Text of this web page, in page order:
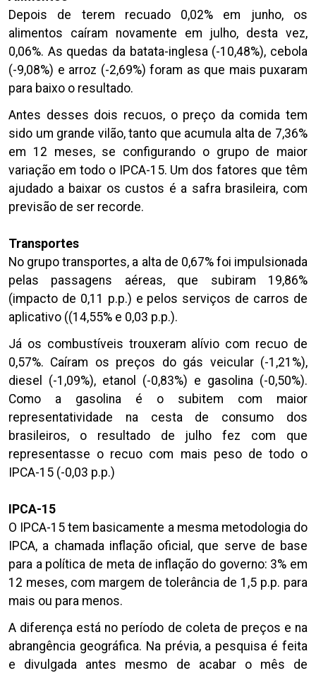
Depois de terem recuado 0,02% em junho, os
alimentos caíram novamente em julho, desta vez,
0,06%. As quedas da batata-inglesa (-10,48%), cebola
(-9,08%) e arroz (-2,69%) foram as que mais puxaram
para baixo o resultado.
Antes desses dois recuos, o preço da comida tem
sido um grande vilão, tanto que acumula alta de 7,36%
em 12 meses, se configurando o grupo de maior
variação em todo o IPCA-15. Um dos fatores que têm
ajudado a baixar os custos é a safra brasileira, com
previsão de ser recorde.
Transportes
No grupo transportes, a alta de 0,67% foi impulsionada
pelas passagens aéreas, que subiram 19,86%
(impacto de 0,11 p.p.) e pelos serviços de carros de
aplicativo ((14,55% e 0,03 p.p.).
Já os combustíveis trouxeram alívio com recuo de
0,57%. Caíram os preços do gás veicular (-1,21%),
diesel (-1,09%), etanol (-0,83%) e gasolina (-0,50%).
Como a gasolina é o subitem com maior
representatividade na cesta de consumo dos
brasileiros, o resultado de julho fez com que
representasse o recuo com mais peso de todo o
IPCA-15 (-0,03 p.p.)
IPCA-15
O IPCA-15 tem basicamente a mesma metodologia do
IPCA, a chamada inflação oficial, que serve de base
para a política de meta de inflação do governo: 3% em
12 meses, com margem de tolerância de 1,5 p.p. para
mais ou para menos.
A diferença está no período de coleta de preços e na
abrangência geográfica. Na prévia, a pesquisa é feita
e divulgada antes mesmo de acabar o mês de